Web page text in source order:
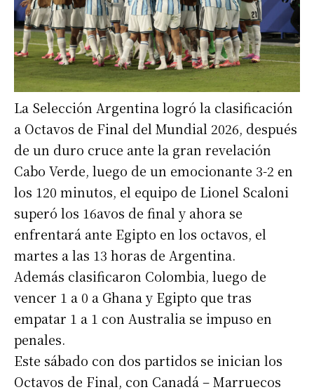
La Selección Argentina logró la clasificación
a Octavos de Final del Mundial 2026, después
de un duro cruce ante la gran revelación
Cabo Verde, luego de un emocionante 3-2 en
los 120 minutos, el equipo de Lionel Scaloni
superó los 16avos de final y ahora se
enfrentará ante Egipto en los octavos, el
martes a las 13 horas de Argentina.
Además clasificaron Colombia, luego de
vencer 1 a 0 a Ghana y Egipto que tras
empatar 1 a 1 con Australia se impuso en
penales.
Este sábado con dos partidos se inician los
Octavos de Final, con Canadá – Marruecos